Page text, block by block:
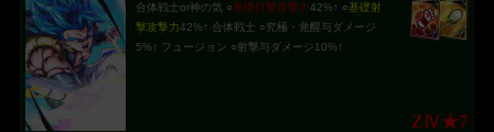
合体戦士or神の気 ○基礎打撃攻撃力42%↑ ○基礎射
撃攻撃力42%↑ 合体戦士 ○究極・覚醒与ダメージ
5%↑ フュージョン ○射撃与ダメージ10%↑
ZⅣ★7